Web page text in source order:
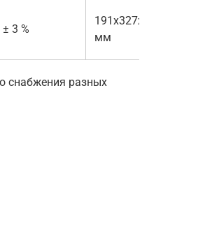
± 3 %
191x327x406,
мм
снабжения разных